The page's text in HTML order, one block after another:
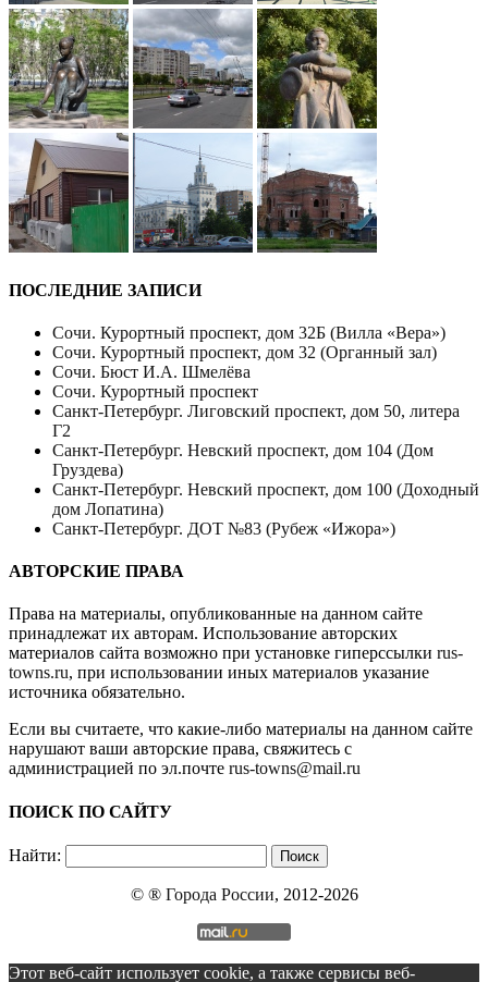
ПОСЛЕДНИЕ ЗАПИСИ
Сочи. Курортный проспект, дом 32Б (Вилла «Вера»)
Сочи. Курортный проспект, дом 32 (Органный зал)
Сочи. Бюст И.А. Шмелёва
Сочи. Курортный проспект
Санкт-Петербург. Лиговский проспект, дом 50, литера
Г2
Санкт-Петербург. Невский проспект, дом 104 (Дом
Груздева)
Санкт-Петербург. Невский проспект, дом 100 (Доходный
дом Лопатина)
Санкт-Петербург. ДОТ №83 (Рубеж «Ижора»)
АВТОРСКИЕ ПРАВА
Права на материалы, опубликованные на данном сайте
принадлежат их авторам. Использование авторских
материалов сайта возможно при установке гиперссылки rus-
towns.ru, при использовании иных материалов указание
источника обязательно.
Если вы считаете, что какие-либо материалы на данном сайте
нарушают ваши авторские права, свяжитесь с
администрацией по эл.почте rus-towns@mail.ru
ПОИСК ПО САЙТУ
Найти:
© ® Города России, 2012-2026
Этот веб-сайт использует cookie, а также сервисы веб-